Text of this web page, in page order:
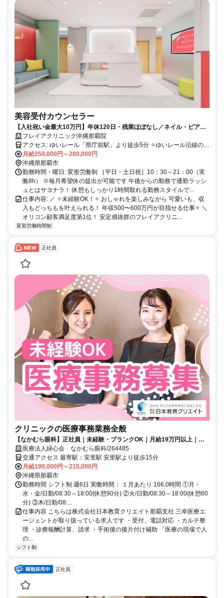
美容受付カウンセラー
【入社祝い金最大10万円】年休120日・残業ほぼなし／ネイル・ピアス
OK／駅チカ徒歩5分／美容施術やスマホ通話料金負担も
フレイアクリニック沖縄那覇院
アクセス: ゆいレール「県庁前駅」より徒歩5分 ✧ゆいレール沿線の方
おすすめ！ 県庁前／美栄橋／旭橋から徒歩圏 ✧首里〜空港方面どち
らからも通勤しやすい！ ✧新都心エリア（おもろまち）からの通勤者
多数◎
月給250,000円～280,000円
沖縄県那覇市
勤務時間・曜日: 変形労働制 ［平日・土日祝］10：30～21：00（実
働8h） ※毎月希望休の提出が可能です 午後からの勤務で通勤ラッシ
ュとはサヨナラ！ 休憩もしっかり1時間取れる勤務スタイルで...
仕事内容: ／ ✧未経験OK！✧ おしゃれを楽しみながら 可愛いも、収
入もどっちもを叶えられる！ 年収500〜600万円が目指せる仕事✧ ＼
オリコン顧客満足度第1位！ 安定感抜群のフレイアクリニ...
変形労働時間制
正社員
クリニックの医療事務業務全般
【なかむら眼科】正社員｜未経験・ブランクOK｜月給19万円以上｜賞
与3.5ヶ月｜マイカー通勤OK｜医療事務
医療法人緑心会 なかむら眼科/264485
交通アクセス 最寄駅：安里駅 安里駅より徒歩15分
月給190,000円～215,000円
沖縄県那覇市
勤務時間 シフト制 週6日 実働時間： １月あたり 166.0時間 ①月・
水・金/日勤/08:30～18:00(休憩90分) ②火/日勤/08:30～18:00(休憩60
分) ③木/日勤/08:...
仕事内容 こちらは株式会社日本教育クリエイト那覇支社 三幸医療エ
ージェントが取り扱っている求人です ・受付、電話対応 ・カルテ整
理 ・診療報酬計算、請求 ・手術後の後片付け補助 「医療の現場で人
の...
シフト制
正社員